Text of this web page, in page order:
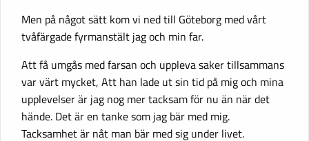
Men på något sätt kom vi ned till Göteborg med vårt
tvåfärgade fyrmanstält jag och min far.
Att få umgås med farsan och uppleva saker tillsammans
var värt mycket, Att han lade ut sin tid på mig och mina
upplevelser är jag nog mer tacksam för nu än när det
hände. Det är en tanke som jag bär med mig.
Tacksamhet är nåt man bär med sig under livet.